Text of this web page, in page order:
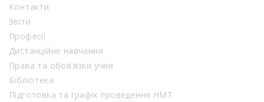
Контакти
Звіти
Професії
Дистанційне навчання
Права та обов’язки учня
Бібліотека
Підготовка та графік проведення НМТ